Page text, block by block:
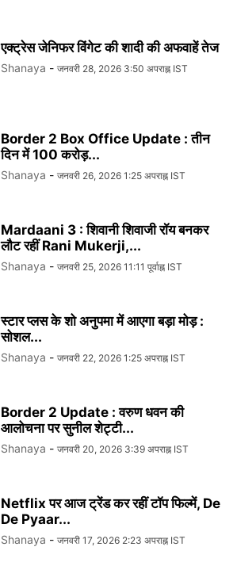
एक्ट्रेस जेनिफर विंगेट की शादी की अफवाहें तेज
Shanaya - जनवरी 28, 2026 3:50 अपराह्न IST
Border 2 Box Office Update : तीन
दिन में 100 करोड़...
Shanaya - जनवरी 26, 2026 1:25 अपराह्न IST
Mardaani 3 : शिवानी शिवाजी रॉय बनकर
लौट रहीं Rani Mukerji,...
Shanaya - जनवरी 25, 2026 11:11 पूर्वाह्न IST
स्टार प्लस के शो अनुपमा में आएगा बड़ा मोड़ :
सोशल...
Shanaya - जनवरी 22, 2026 1:25 अपराह्न IST
Border 2 Update : वरुण धवन की
आलोचना पर सुनील शेट्टी...
Shanaya - जनवरी 20, 2026 3:39 अपराह्न IST
Netflix पर आज ट्रेंड कर रहीं टॉप फिल्में, De
De Pyaar...
Shanaya - जनवरी 17, 2026 2:23 अपराह्न IST